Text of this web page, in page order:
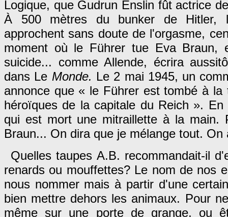
Logique, que Gudrun Enslin fût actrice
À 500 mètres du bunker de Hitler,
approchent sans doute de l'orgasme,
moment où le Führer tue Eva Braun,
suicide... comme Allende, écrira
dans Le Monde. Le 2 mai 1945, un
annonce que « le Führer est tombé à la
héroïques de la capitale du Reich ». En
qui est mort une mitraillette à la main.
Braun... On dira que je mélange tout. On
Quelles taupes A.B. recommandait-il
renards ou mouffettes? Le nom de nos
nous nommer mais à partir d'une
bien mettre dehors les animaux. Pour
même sur une porte de grange, ou